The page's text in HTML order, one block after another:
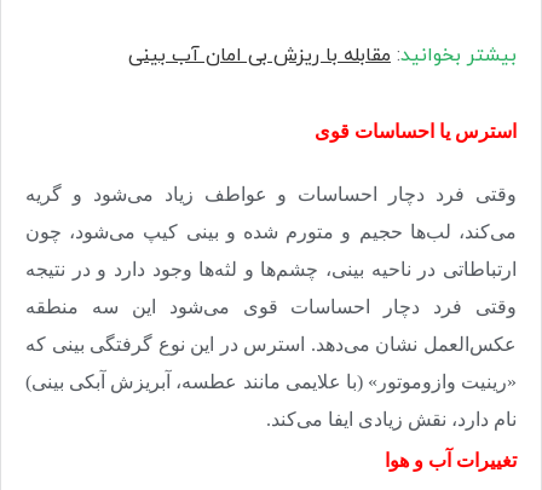
بیشتر بخوانید: مقابله با ریزش بی امان آب بینی
استرس یا احساسات قوی
وقتی فرد دچار احساسات و عواطف زیاد می‌شود و گریه
می‌کند، لب‌ها حجیم و متورم ‌شده و بینی کیپ می‌شود، چون
ارتباطاتی در ناحیه بینی، چشم‌ها و لثه‌ها وجود دارد و در نتیجه
وقتی فرد دچار احساسات قوی می‌شود این سه منطقه
عکس‌العمل نشان می‌دهد. استرس در این نوع گرفتگی بینی که
«رینیت وازوموتور» (با علایمی مانند عطسه، آبریزش آبکی بینی)
نام دارد، نقش زیادی ایفا می‌کند.
تغییرات آب‌ و هوا